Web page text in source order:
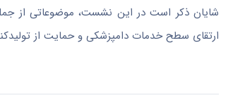
شایان ذکر است در این نشست، موضوعاتی از
ارتقای سطح خدمات دامپزشکی و حمایت از